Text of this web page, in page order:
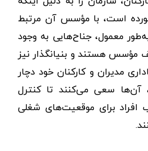
است، با مؤسس آن مرتبط
معمول، جناح‌هایی به وجود
مؤسس هستند و بنیانگذار نیز
مدیران و کارکنان خود دچار
سعی می‌کنند تا کنترل
افراد برای موقعیت‌های شغلی